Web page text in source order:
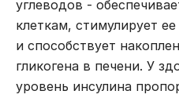
углеводов -
клеткам, стимулирует
и способствует
гликогена в печени. У
уровень инсулина